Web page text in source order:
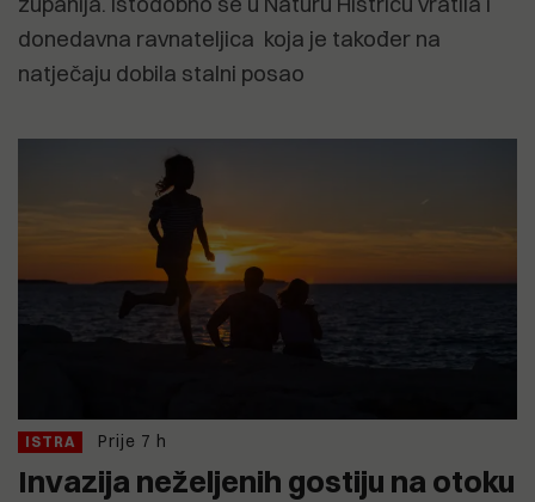
donedavna ravnateljica koja je također na
natječaju dobila stalni posao
ISTRA Prije 7 h
Invazija neželjenih gostiju na otoku